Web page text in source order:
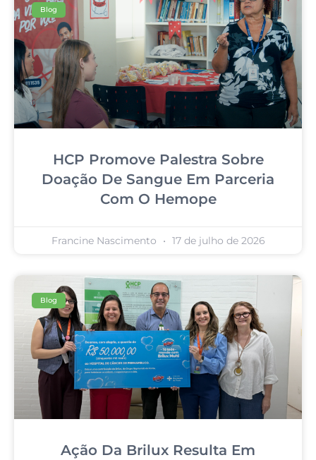
Blog
HCP Promove Palestra Sobre
Doação De Sangue Em Parceria
Com O Hemope
Francine Nascimento 17 de julho de 2026
Blog
Ação Da Brilux Resulta Em